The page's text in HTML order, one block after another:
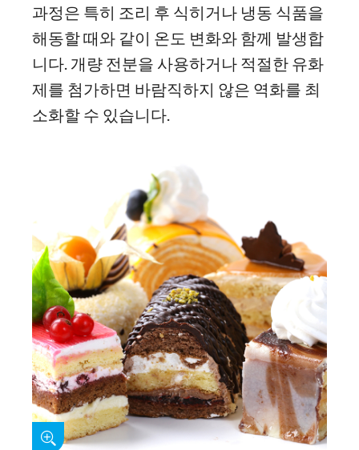
과정은 특히 조리 후 식히거나 냉동 식품을
해동할 때와 같이 온도 변화와 함께 발생합
니다. 개량 전분을 사용하거나 적절한 유화
제를 첨가하면 바람직하지 않은 역화를 최
소화할 수 있습니다.